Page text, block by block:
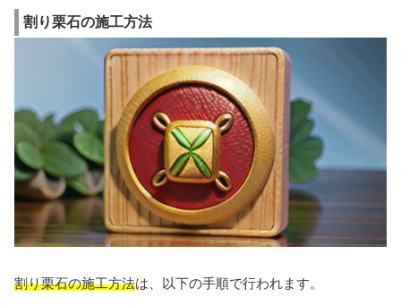
割り栗石の施工方法
割り栗石の施工方法は、以下の手順で行われます。